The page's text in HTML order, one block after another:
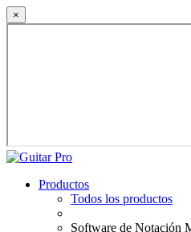
×
Productos
Todos los productos
Software de Notación